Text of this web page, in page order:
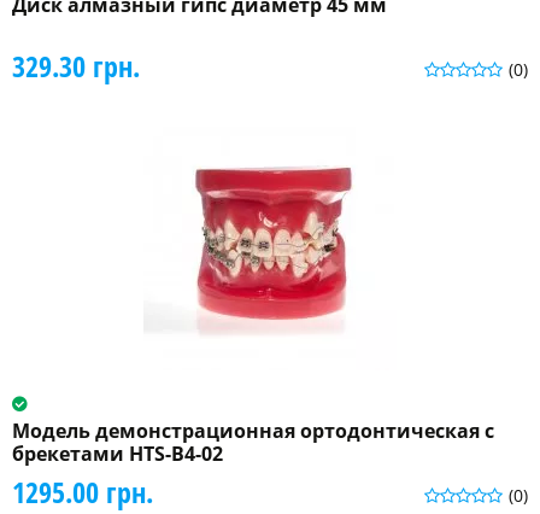
(0)
329.30 грн.
Модель демонстрационная ортодонтическая с
брекетами HTS-B4-02
(0)
1295.00 грн.